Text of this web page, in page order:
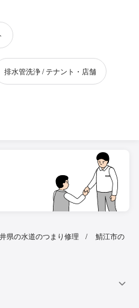
排水管洗浄 / テナント・店舗
県の水道のつまり修理
鯖江市の